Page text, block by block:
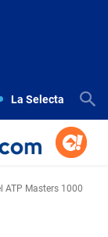
La Selecta
ATP Masters 1000